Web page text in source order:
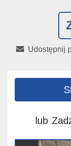
Udostępnij
lub